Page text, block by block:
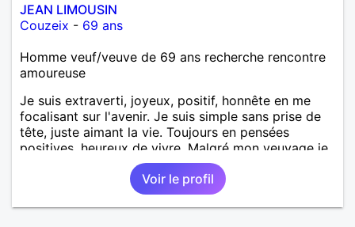
JEAN LIMOUSIN
Couzeix - 69 ans
Homme veuf/veuve de 69 ans recherche rencontre
amoureuse
Je suis extraverti, joyeux, positif, honnête en me
focalisant sur l'avenir. Je suis simple sans prise de
tête, juste aimant la vie. Toujours en pensées
positives, heureux de vivre. Malgré mon veuvage je
me tourne vers l'avenir pour une deuxième vie
intense, remplie de joie, de tendresse et pourquoi
pas par la suite d'amour. Déjà dans un premier
temps, se connaître, puis s'apprécier et ensuite
Voir le profil